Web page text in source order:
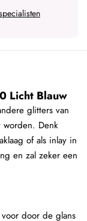
Licht Blauw
glitters van
worden. Denk
of als inlay in
en zal zeker een
door de glans